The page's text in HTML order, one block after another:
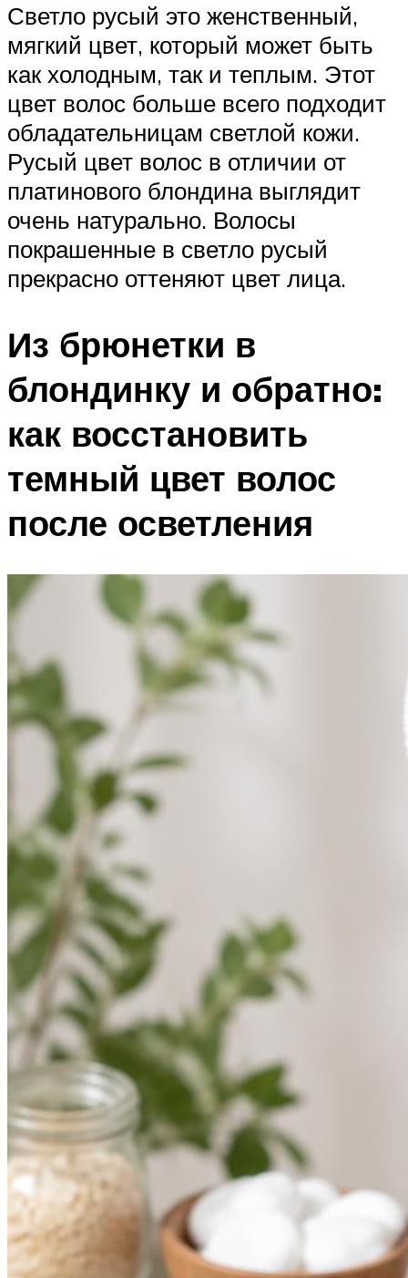
Светло русый это женственный,
мягкий цвет, который может быть
как холодным, так и теплым. Этот
цвет волос больше всего подходит
обладательницам светлой кожи.
Русый цвет волос в отличии от
платинового блондина выглядит
очень натурально. Волосы
покрашенные в светло русый
прекрасно оттеняют цвет лица.
Из брюнетки в
блондинку и обратно:
как восстановить
темный цвет волос
после осветления